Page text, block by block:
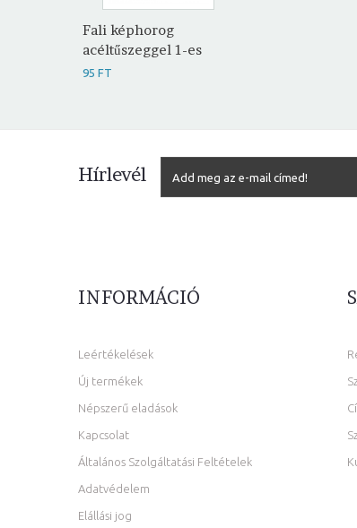
Fali képhorog
acéltűszeggel 1-es
95 FT
Hírlevél
INFORMÁCIÓ
Leértékelések
Új termékek
Népszerű eladások
Kapcsolat
Általános Szolgáltatási Feltételek
Adatvédelem
Elállási jog